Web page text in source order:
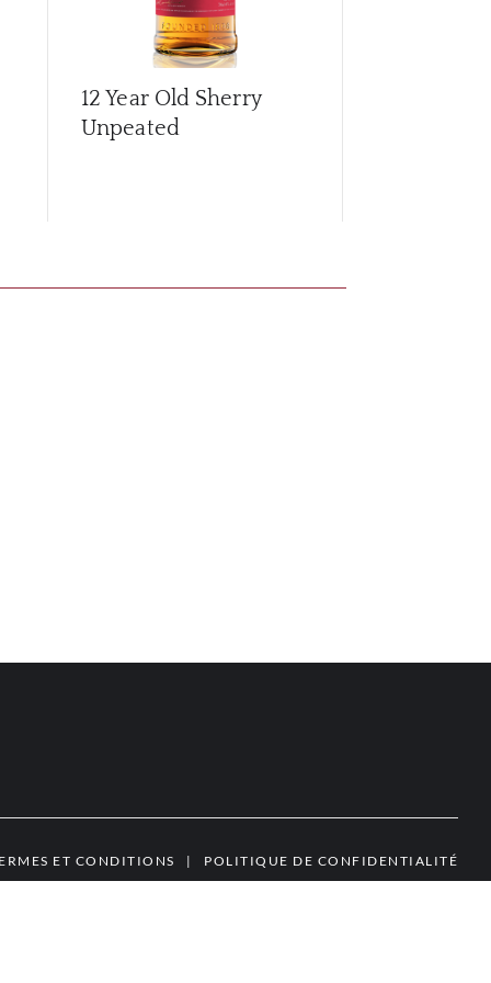
12 Year Old Sherry
Unpeated
ET CONDITIONS | POLITIQUE DE CONFIDENTIALITÉ